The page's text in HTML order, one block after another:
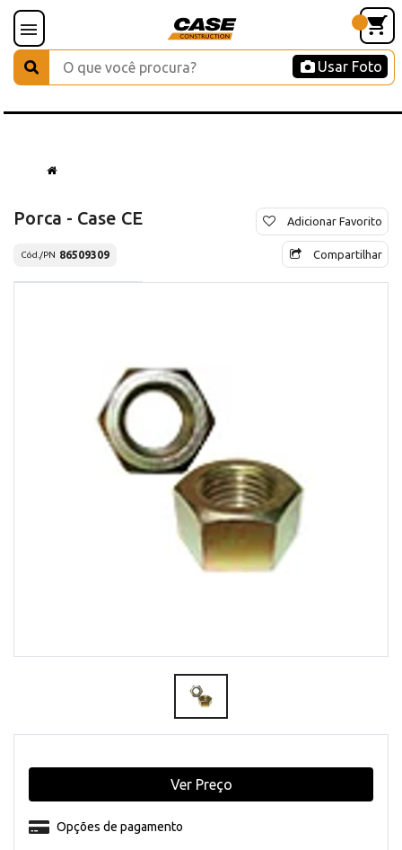
Usar Foto
Porca - Case CE
Cód./PN 86509309
Adicionar Favorito
Compartilhar
Opções de pagamento
Ver Preço